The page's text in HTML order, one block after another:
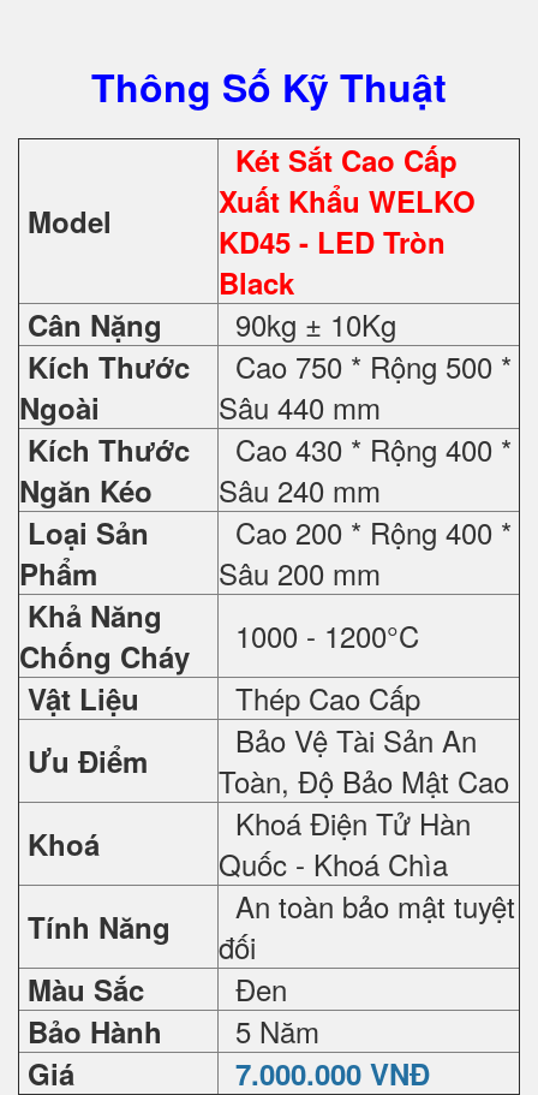
Thông Số Kỹ Thuật
Model
Két Sắt Cao Cấp
Xuất Khẩu WELKO
KD45 - LED Tròn
Black
Cân Nặng
90kg ± 10Kg
Kích Thước
Ngoài
Cao 750 * Rộng 500 *
Sâu 440 mm
Kích Thước
Ngăn Kéo
Cao 430 * Rộng 400 *
Sâu 240 mm
Loại Sản
Phẩm
Cao 200 * Rộng 400 *
Sâu 200 mm
Khả Năng
Chống Cháy
1000 - 1200°C
Vật Liệu Thép Cao Cấp
Ưu Điểm
Bảo Vệ Tài Sản An
Toàn, Độ Bảo Mật Cao
Khoá
Khoá Điện Tử Hàn
Quốc - Khoá Chìa
Tính Năng
An toàn bảo mật tuyệt
đối
Màu Sắc Đen
Bảo Hành 5 Năm
Giá 7.000.000 VNĐ